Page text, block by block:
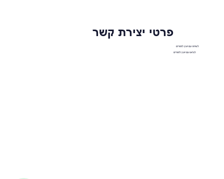
פרטי יצירת קשר
לשיחה עם יועץ לימודים
לצ'אט עם יועץ לימודים